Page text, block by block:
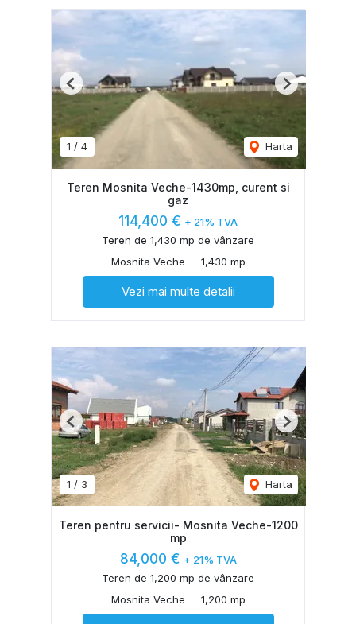
1 / 4 Harta
Previous Next
Teren Mosnita Veche-1430mp, curent si
gaz
114,400 € + 21% TVA
Teren de 1,430 mp de vânzare
Mosnita Veche
1,430 mp
Vezi mai multe detalii
1 / 3 Harta
Previous Next
Teren pentru servicii- Mosnita Veche-1200
mp
84,000 € + 21% TVA
Teren de 1,200 mp de vânzare
Mosnita Veche
1,200 mp